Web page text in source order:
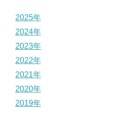
2025年
2024年
2023年
2022年
2021年
2020年
2019年